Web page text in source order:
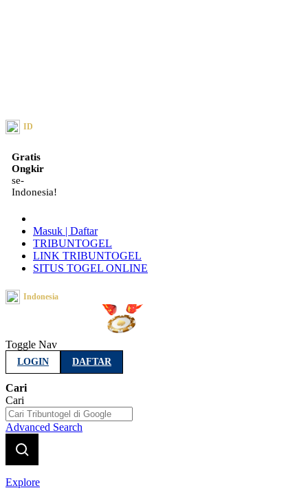
ID
Gratis
Ongkir
se-
Indonesia!
Masuk | Daftar
TRIBUNTOGEL
LINK TRIBUNTOGEL
SITUS TOGEL ONLINE
Indonesia
Toggle Nav
LOGIN DAFTAR
Cari
Cari
Advanced Search
Explore